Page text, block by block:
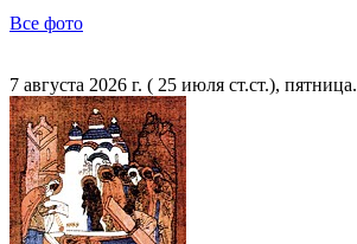
Все фото
7 августа 2026 г. ( 25 июля ст.ст.), пятница.